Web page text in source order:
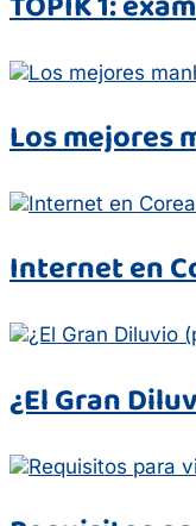
Los mejores
Internet en
¿El Gran